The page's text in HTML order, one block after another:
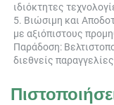
ιδιόκτητες
5. Βιώσιμη και
με αξιόπιστους
Παράδοση:
διεθνείς